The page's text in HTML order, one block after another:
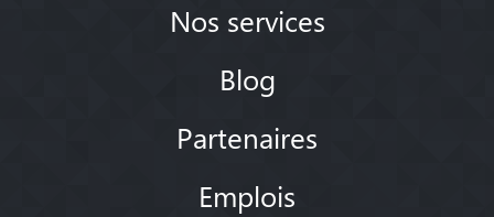
Nos services
Blog
Partenaires
Emplois